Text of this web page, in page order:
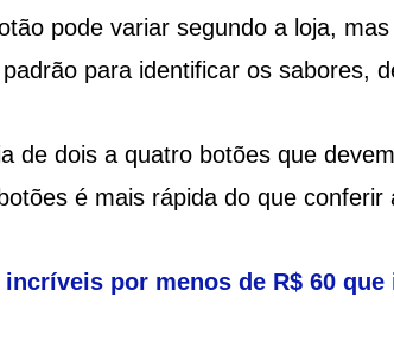
pode variar segundo a loja,
para identificar os sabores,
de dois a quatro botões que
é mais rápida do que
por menos de R$ 60